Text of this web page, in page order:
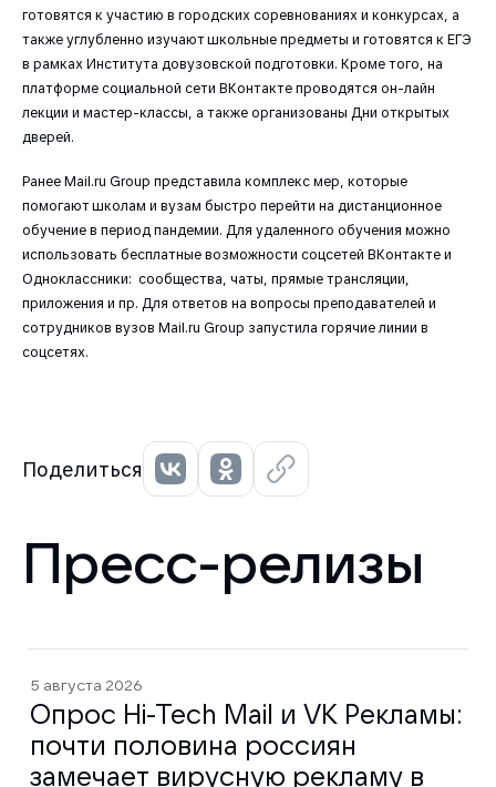
готовятся к участию в городских соревнованиях и конкурсах, а
также углубленно изучают школьные предметы и готовятся к ЕГЭ
в рамках Института довузовской подготовки. Кроме того, на
платформе социальной сети ВКонтакте проводятся он-лайн
лекции и мастер-классы, а также организованы Дни открытых
дверей.
Ранее Mail.ru Group представила комплекс мер, которые
помогают школам и вузам быстро перейти на дистанционное
обучение в период пандемии. Для удаленного обучения можно
использовать бесплатные возможности соцсетей ВКонтакте и
Одноклассники: сообщества, чаты, прямые трансляции,
приложения и пр. Для ответов на вопросы преподавателей и
сотрудников вузов Mail.ru Group запустила горячие линии в
соцсетях.
Поделиться
Пресс-релизы
5 августа 2026
Опрос Hi-Tech Mail и VK Рекламы:
почти половина россиян
замечает вирусную рекламу в